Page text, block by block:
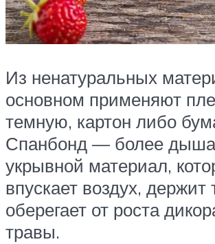
Из ненатуральных
основном применяют
темную, картон либо
Спанбонд — более
укрывной материал,
впускает воздух, держит
оберегает от роста
травы.